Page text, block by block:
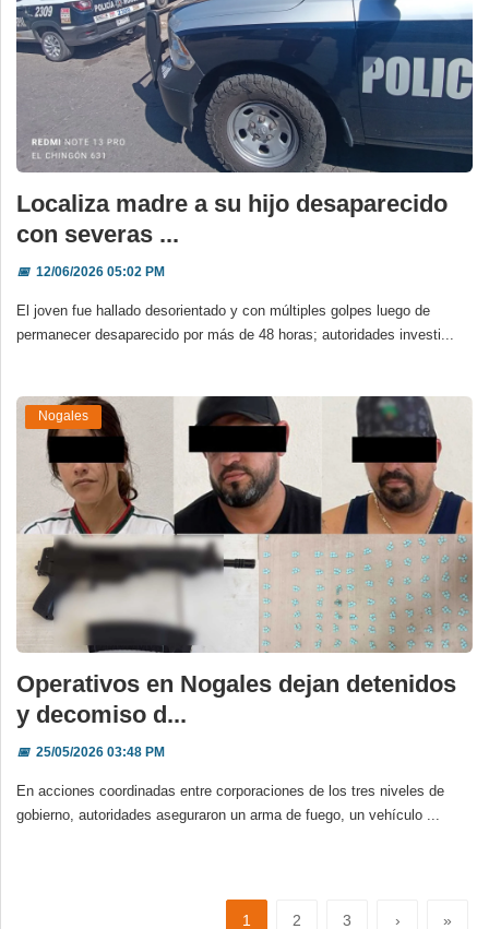
Localiza madre a su hijo desaparecido
con severas ...
📅12/06/2026 05:02 PM
El joven fue hallado desorientado y con múltiples golpes luego de
permanecer desaparecido por más de 48 horas; autoridades investi...
Nogales
Operativos en Nogales dejan detenidos
y decomiso d...
📅25/05/2026 03:48 PM
En acciones coordinadas entre corporaciones de los tres niveles de
gobierno, autoridades aseguraron un arma de fuego, un vehículo ...
1 2 3 › »